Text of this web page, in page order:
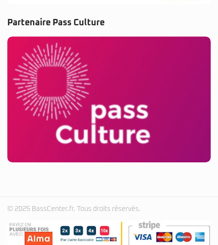
Partenaire Pass Culture
© 2025 BassCenter.fr. Tous droits réservés.